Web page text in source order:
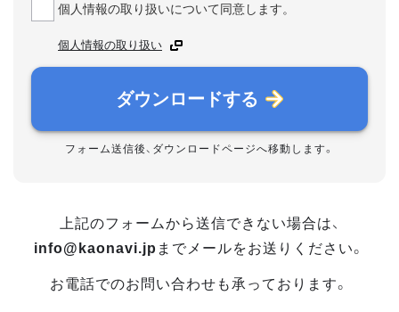
個人情報の取り扱いについて同意します。
個人情報の取り扱い
ダウンロードする
フォーム送信後、ダウンロードページへ移動します。
上記のフォームから送信できない場合は、
info@kaonavi.jp までメールをお送りください。
お電話でのお問い合わせも承っております。